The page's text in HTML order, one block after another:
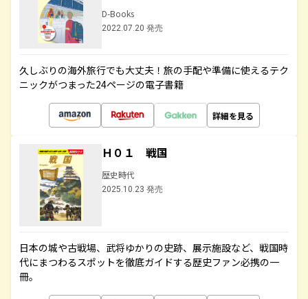
D-Books
2022.07.20 発売
久しぶりの海外旅行でも大丈夫！旅の手配や準備に使えるテク
ニックがつまった24ページの電子書籍
詳細を見る
Ｈ０１ 戦国
歴史時代
2025.10.23 発売
日本の城や古戦場、武将ゆかりの史跡、展示施設など、戦国時
代にまつわるスポットを徹底ガイドする歴史ファン必携の一
冊。